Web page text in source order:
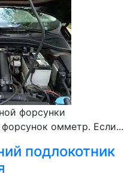
форсунки
омметр. Если...
подлокотник